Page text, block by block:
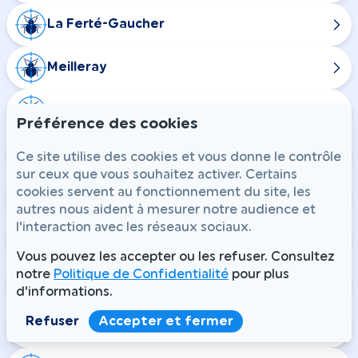
La Ferté-Gaucher
Meilleray
Saint-Rémy-la-Vanne
Ozoir-la-Ferrière
Boissise-la-Bertrand
Le Mée-sur-Seine
Préférence des cookies
Ce site utilise des cookies et vous donne le contrôle
sur ceux que vous souhaitez activer. Certains
cookies servent au fonctionnement du site, les
autres nous aident à mesurer notre audience et
l'interaction avec les réseaux sociaux.
Vous pouvez les accepter ou les refuser. Consultez
notre Politique de Confidentialité pour plus
d'informations.
Refuser Accepter et fermer